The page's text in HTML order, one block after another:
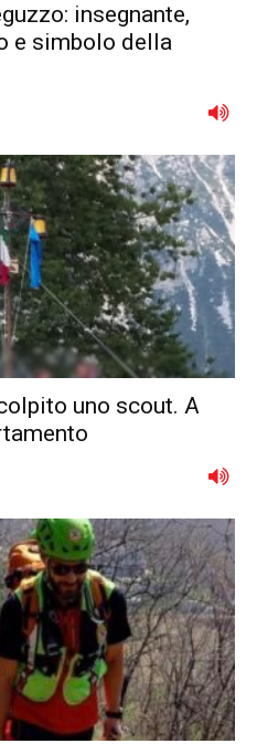
insegnante,
e simbolo della
uno scout. A